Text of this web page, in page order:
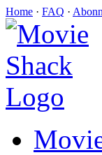
Home · FAQ ·